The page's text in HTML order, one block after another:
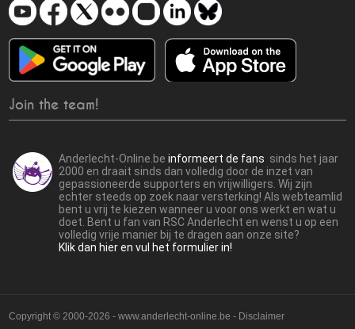
Join the team!
Anderlecht-Online.beinformeert de fans sinds het jaar
2000 en draait sinds dan volledig door de inzet van
gepassioneerde supporters en vrijwilligers. Wij zijn
echter steeds op zoek naar versterking! Als webteamlid
bent u vrij te kiezen wanneer u voor ons werkt en wat u
doet. Bent u fan van RSC Anderlecht en wenst u op een
volledig vrije manier bij te dragen aan onze site?
Klik dan hier en vul het formulier in!
Copyright © 2000-2026 - www.anderlecht-online.be - Disclaimer